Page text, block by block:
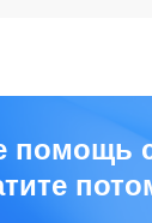
помощь